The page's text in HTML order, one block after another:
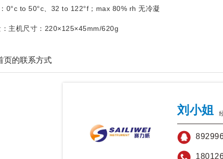
to 50°c、32 to 122°f；max 80% rh 无冷凝
机尺寸：220×125×45mm/620g
页的联系方式
刘小姐